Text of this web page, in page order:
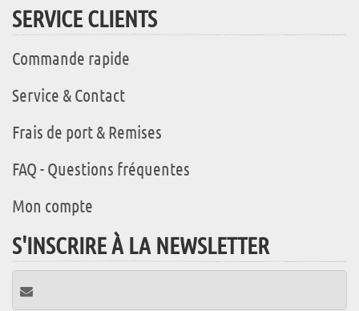
SERVICE CLIENTS
Commande rapide
Service & Contact
Frais de port & Remises
FAQ - Questions fréquentes
Mon compte
S'INSCRIRE À LA NEWSLETTER